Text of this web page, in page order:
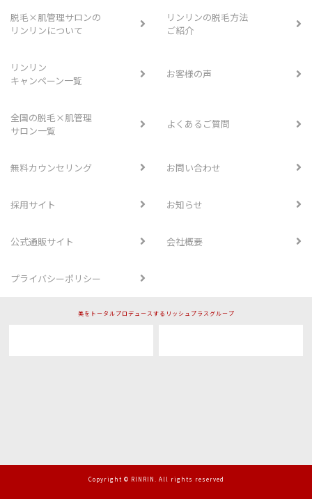
脱毛×肌管理サロンの
リンリンについて
リンリンの脱毛方法
ご紹介
リンリン
キャンペーン一覧
お客様の声
全国の脱毛×肌管理
サロン一覧
よくあるご質問
無料カウンセリング お問い合わせ
採用サイト お知らせ
公式通販サイト 会社概要
プライバシーポリシー
美をトータルプロデュースするリッシュプラスグループ
Copyright © RINRIN. All rights reserved